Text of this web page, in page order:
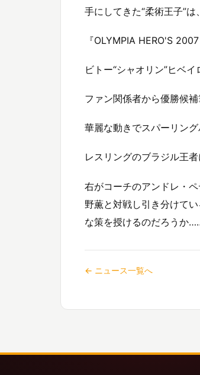
手にしてきた“柔術王子”
『OLYMPIA HERO'S
ビトー“シャオリン”ヒベ
ファン関係者から優勝候
華麗な動きでスパーリン
レスリングのブラジル王
右がコーチのアンドレ・
野薫と対戦し引き分けて
な策を授けるのだろうか
← ニュース一覧へ